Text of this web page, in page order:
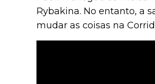
Rybakina. No entanto, a
mudar as coisas na